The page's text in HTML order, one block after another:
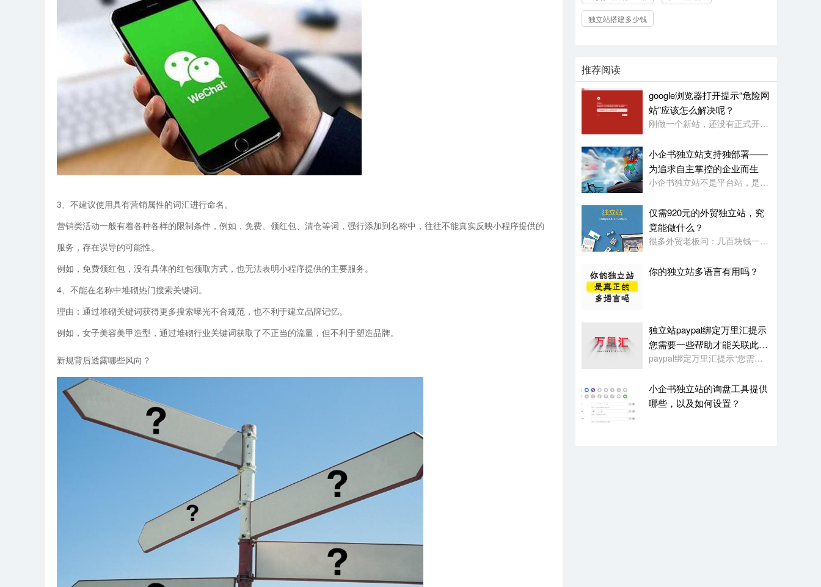
3、不建议使用具有营销属性的词汇进行命名。
营销类活动一般有着各种各样的限制条件，例如，免费、领红包、清仓等词，强行添加到名称中，往往不能真实反映小程序提供的
服务，存在误导的可能性。
例如，免费领红包，没有具体的红包领取方式，也无法表明小程序提供的主要服务。
4、不能在名称中堆砌热门搜索关键词。
理由：通过堆砌关键词获得更多搜索曝光不合规范，也不利于建立品牌记忆。
例如，女子美容美甲造型，通过堆砌行业关键词获取了不正当的流量，但不利于塑造品牌。
新规背后透露哪些风向？
独立站搭建多少钱
推荐阅读
google浏览器打开提示“危险网
站”应该怎么解决呢？
刚做一个新站，还没有正式开始使用，就被google浏览器定义为“危险网站”了，其它浏览器没有任何提示或影响
小企书独立站支持独部署——
为追求自主掌控的企业而生
小企书独立站不是平台站，是原生代码编写的成品站。不依赖于任何第三方平台，所以是支持客户自行购买服务器，并把网站搭建在自己的服务器上使用！
仅需920元的外贸独立站，究
竟能做什么？
很多外贸老板问：几百块钱一年的网站，功能会不会很简陋？小企书专业版本用实力告诉你：920元，足够打造一个专业级的外贸展示站。
你的独立站多语言有用吗？
独立站paypal绑定万里汇提示
您需要一些帮助才能关联此账
户
paypal绑定万里汇提示“您需要一些帮助才能关联此账户。请联系我们寻求帮助,或者您也可以绑定其它账户”
小企书独立站的询盘工具提供
哪些，以及如何设置？
手机